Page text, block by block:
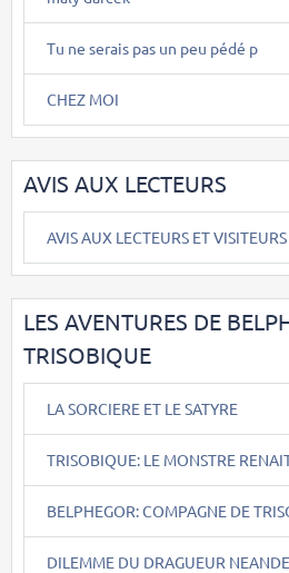
Tu ne serais pas un peu pédé p
CHEZ MOI
AVIS AUX LECTEURS
AVIS AUX LECTEURS ET VISITEURS
LES AVENTURES DE
TRISOBIQUE
LA SORCIERE ET LE SATYRE
TRISOBIQUE: LE MONSTRE
BELPHEGOR: COMPAGNE DE
DILEMME DU DRAGUEUR